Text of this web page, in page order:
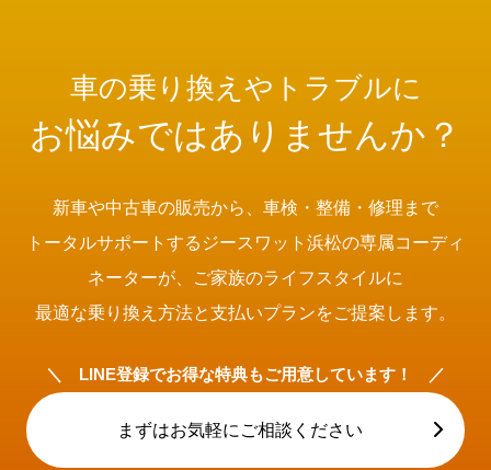
車の乗り換えやトラブルに
お悩みではありませんか？
新車や中古車の販売から、車検・整備・修理まで
トータルサポートするジースワット浜松の専属コーディ
ネーターが、ご家族のライフスタイルに
最適な乗り換え方法と支払いプランをご提案します。
＼ LINE登録でお得な特典もご用意しています！ ／
まずはお気軽にご相談ください